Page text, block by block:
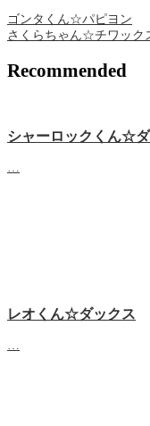
ゴンタくん☆パピヨン
さくらちゃん☆チワック
Recommended
シャーロックくん☆
レオくん☆ダックス